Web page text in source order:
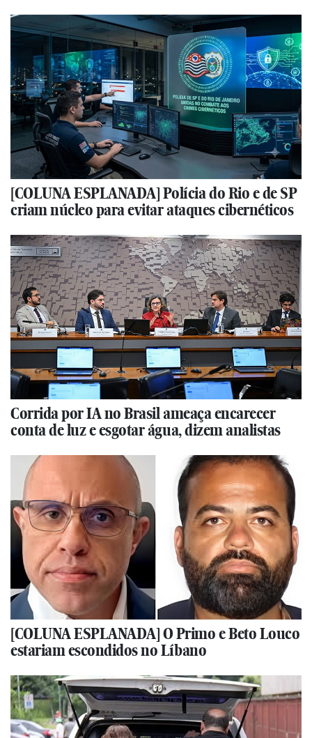
[COLUNA ESPLANADA] Polícia do Rio e de SP
criam núcleo para evitar ataques cibernéticos
Corrida por IA no Brasil ameaça encarecer
conta de luz e esgotar água, dizem analistas
[COLUNA ESPLANADA] O Primo e Beto Louco
estariam escondidos no Líbano